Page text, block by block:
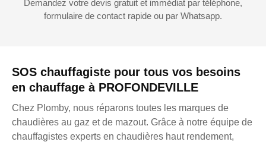
SOS chauffagiste pour tous vos besoins
en chauffage à PROFONDEVILLE
Chez Plomby, nous réparons toutes les marques de
chaudières au gaz et de mazout. Grâce à notre équipe de
chauffagistes experts en chaudières haut rendement,
Demandez votre devis gratuit et immédiat par téléphone,
formulaire de contact rapide ou par Whatsapp.